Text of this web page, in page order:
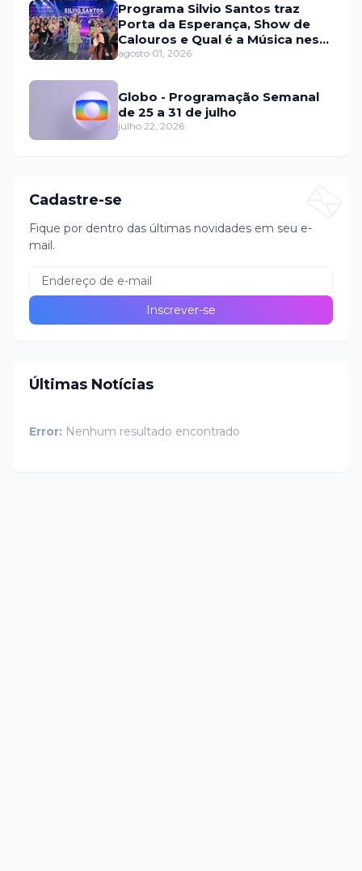
Programa Silvio Santos traz
Porta da Esperança, Show de
Calouros e Qual é a Música neste
domingo (2)
agosto 01, 2026
Globo - Programação Semanal
de 25 a 31 de julho
julho 22, 2026
Cadastre-se
Fique por dentro das últimas novidades em seu e-
mail.
Últimas Notícias
Error: Nenhum resultado encontrado